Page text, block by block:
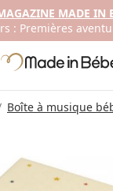
MADE IN
: Premières
Boîte à musique